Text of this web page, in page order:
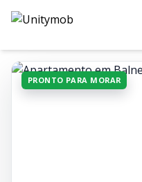
PRONTO PARA MORAR